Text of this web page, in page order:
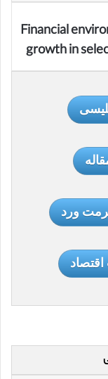
Financial
growth in
ورد